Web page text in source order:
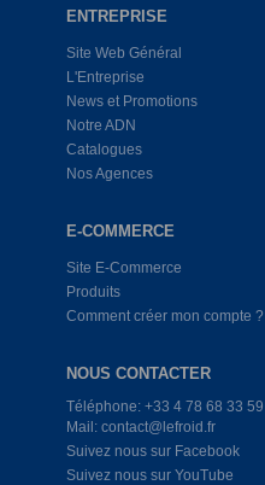
ENTREPRISE
Site Web Général
L'Entreprise
News et Promotions
Notre ADN
Catalogues
Nos Agences
E-COMMERCE
Site E-Commerce
Produits
Comment créer mon compte ?
NOUS CONTACTER
Téléphone: +33 4 78 68 33 59
Mail: contact@lefroid.fr
Suivez nous sur Facebook
Suivez nous sur YouTube